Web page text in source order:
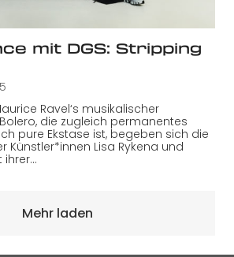
mit DGS: Stripping
Ravel‘s musikalischer
die zugleich permanentes
pure Ekstase ist, begeben sich die
Künstler*innen Lisa Rykena und
ihrer…
Mehr laden